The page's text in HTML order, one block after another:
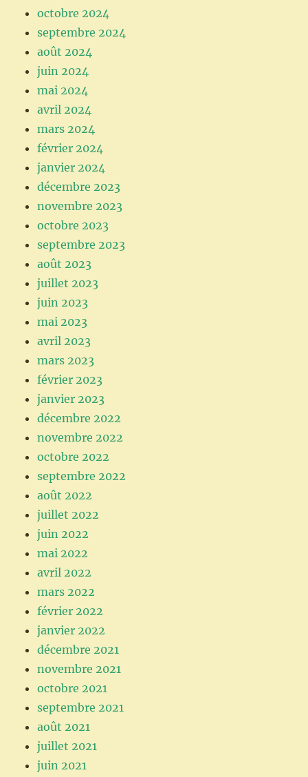
octobre 2024
septembre 2024
août 2024
juin 2024
mai 2024
avril 2024
mars 2024
février 2024
janvier 2024
décembre 2023
novembre 2023
octobre 2023
septembre 2023
août 2023
juillet 2023
juin 2023
mai 2023
avril 2023
mars 2023
février 2023
janvier 2023
décembre 2022
novembre 2022
octobre 2022
septembre 2022
août 2022
juillet 2022
juin 2022
mai 2022
avril 2022
mars 2022
février 2022
janvier 2022
décembre 2021
novembre 2021
octobre 2021
septembre 2021
août 2021
juillet 2021
juin 2021